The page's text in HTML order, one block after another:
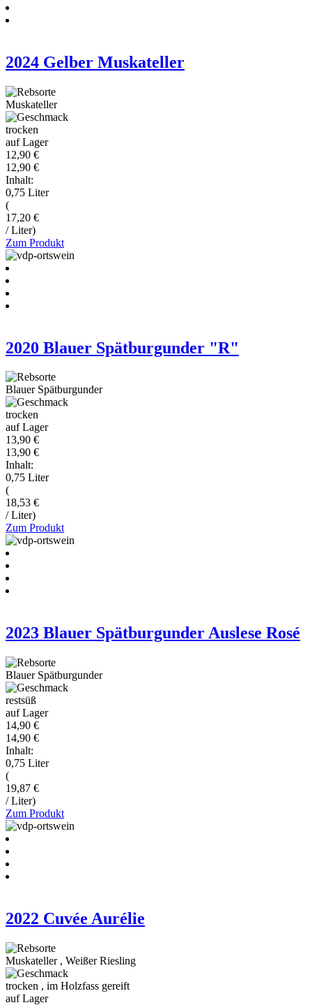
2024 Gelber Muskateller
Muskateller
trocken
auf Lager
12,90 €
12,90 €
Inhalt:
0,75 Liter
(
17,20 €
/ Liter)
Zum Produkt
2020 Blauer Spätburgunder "R"
Blauer Spätburgunder
trocken
auf Lager
13,90 €
13,90 €
Inhalt:
0,75 Liter
(
18,53 €
/ Liter)
Zum Produkt
2023 Blauer Spätburgunder Auslese Rosé
Blauer Spätburgunder
restsüß
auf Lager
14,90 €
14,90 €
Inhalt:
0,75 Liter
(
19,87 €
/ Liter)
Zum Produkt
2022 Cuvée Aurélie
Muskateller , Weißer Riesling
trocken , im Holzfass gereift
auf Lager